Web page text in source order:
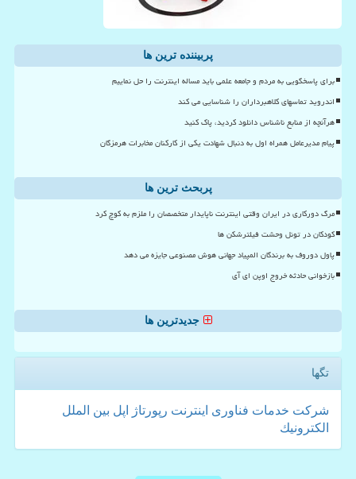
پربیننده ترین ها
برای پاسخگویی به مردم و جامعه علمی باید مساله اینترنت را حل نماییم
اندروید تماسهای کلاهبرداران را شناسایی می کند
هرآنچه از منابع ناشناس دانلود کردید، پاک کنید
پیام مدیرعامل همراه اول به دنبال شهادت یکی از کارکنان مخابرات هرمزگان
پربحث ترین ها
مرگ دورکاری در ایران وقتی اینترنت ناپایدار متخصصان را ملزم به کوچ کرد
کودکان در تونل وحشت فیلترشکن ها
پاول دوروف به برندگان المپیاد جهانی هوش مصنوعی جایزه می دهد
بازخوانی حادثه خروج اوپن ای آی
جدیدترین ها
تگها
شركت خدمات فناوری اینترنت رپورتاژ اپل بین الملل
الكترونیك